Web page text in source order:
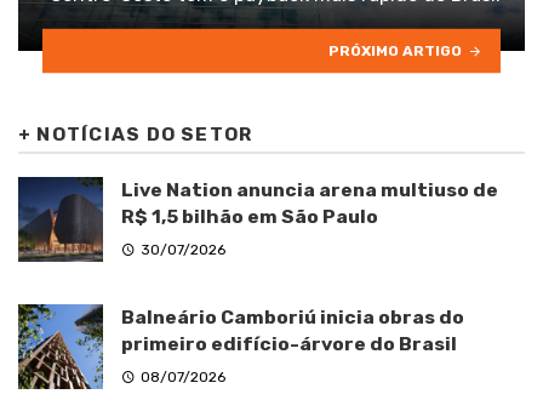
PRÓXIMO ARTIGO
+ NOTÍCIAS DO SETOR
Live Nation anuncia arena multiuso de
R$ 1,5 bilhão em São Paulo
30/07/2026
Balneário Camboriú inicia obras do
primeiro edifício-árvore do Brasil
08/07/2026